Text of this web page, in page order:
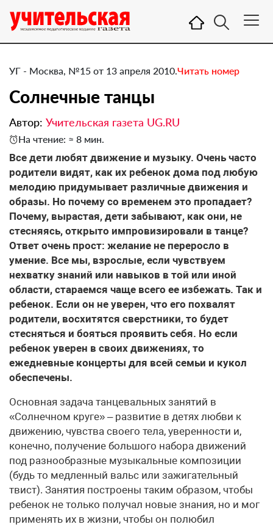
УГ - Москва, №15 от 13 апреля 2010.Читать номер
Солнечные танцы
Автор: Учительская газета UG.RU
На чтение: ≈ 8 мин.
Все дети любят движение и музыку. Очень часто
родители видят, как их ребенок дома под любую
мелодию придумывает различные движения и
образы. Но почему со временем это пропадает?
Почему, вырастая, дети забывают, как они, не
стесняясь, открыто импровизировали в танце?
Ответ очень прост: желание не переросло в
умение. Все мы, взрослые, если чувствуем
нехватку знаний или навыков в той или иной
области, стараемся чаще всего ее избежать. Так и
ребенок. Если он не уверен, что его похвалят
родители, восхитятся сверстники, то будет
стесняться и бояться проявить себя. Но если
ребенок уверен в своих движениях, то
ежедневные концерты для всей семьи и кукол
обеспечены.
Основная задача танцевальных занятий в
«Солнечном круге» – развитие в детях любви к
движению, чувства своего тела, уверенности и,
конечно, получение большого набора движений
под разнообразные музыкальные композиции
(будь то медленный вальс или зажигательный
твист). Занятия построены таким образом, чтобы
ребенок не только получал новые знания, но и мог
применять их в жизни, чтобы он полюбил